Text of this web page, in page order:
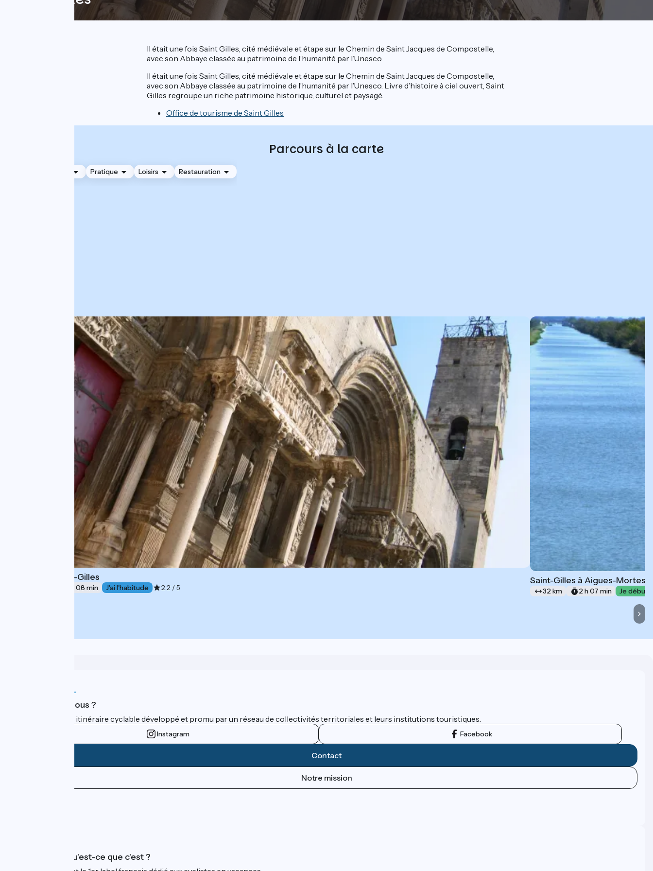
Il était une fois Saint Gilles, cité médiévale et étape sur le Chemin de Saint Jacques de Compostelle,
avec son Abbaye classée au patrimoine de l’humanité par l’Unesco.
Il était une fois Saint Gilles, cité médiévale et étape sur le Chemin de Saint Jacques de Compostelle,
avec son Abbaye classée au patrimoine de l’humanité par l’Unesco. Livre d’histoire à ciel ouvert, Saint
Gilles regroupe un riche patrimoine historique, culturel et paysagé.
Office de tourisme de Saint Gilles
Parcours à la carte
Pratique Loisirs Restauration
Beaucaire à St-Gilles
2 h 08 min J'ai l'habitude 2.2 / 5
Saint-Gilles à Aigues-Mortes
32 km 2 h 07 min Je
Qui sommes-nous ?
ViaRhôna est un itinéraire cyclable développé et promu par un réseau de collectivités territoriales et leurs institutions touristiques.
Instagram Facebook
Contact
Notre mission
Accueil Vélo qu'est-ce que c'est ?